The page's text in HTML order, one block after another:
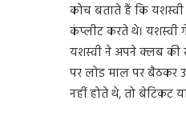
कोच बताते हैं कि यशस्वी
कंप्लीट करते थे। यशस्वी
यशस्वी ने अपने क्लब की
पर लोड माल पर बैठकर
नहीं होते थे, तो बेटिकट